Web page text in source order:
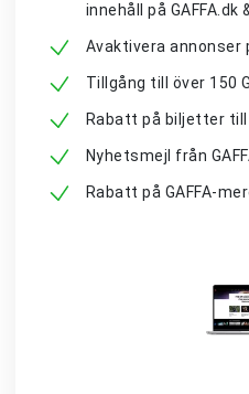
innehåll på GAFFA.dk
Avaktivera annonser
Tillgång till över 150
Rabatt på biljetter
Nyhetsmejl från
Rabatt på GAFFA-